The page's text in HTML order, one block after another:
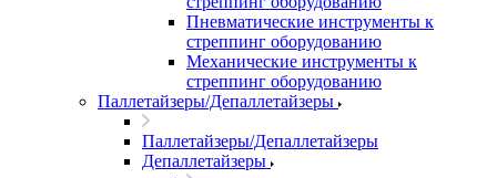
Пневматические инструменты к
стреппинг оборудованию
Механические инструменты к
стреппинг оборудованию
Паллетайзеры/Депаллетайзеры
Паллетайзеры/Депаллетайзеры
Депаллетайзеры